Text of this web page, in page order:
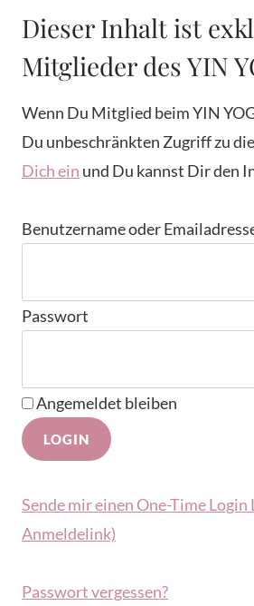
Dieser Inhalt ist
Mitglieder des YIN
Wenn Du Mitglied beim YIN
Du unbeschränkten Zugriff zu
Dich ein und Du kannst Dir den
Benutzername oder
Passwort
Angemeldet bleiben
Sende mir einen One-Time
Anmeldelink)
Passwort vergessen?